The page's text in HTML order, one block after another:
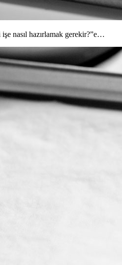
nasıl hazırlamak gerekir?”e…